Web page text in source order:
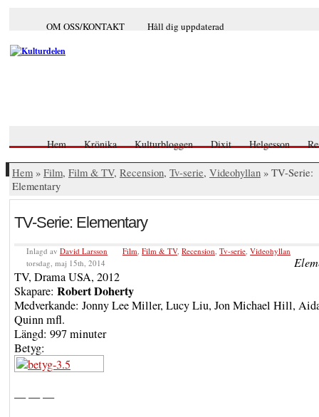
OM OSS/KONTAKT Håll dig uppdaterad
Hem Krönika Kulturbloggen Dixit Helgesson
Hem » Film, Film & TV, Recension, Tv-serie, Videohyllan » TV-Serie:
Elementary
TV-Serie: Elementary
Inlagd av David Larsson Film, Film & TV, Recension, Tv-serie, Videohyllan
torsdag, maj 15th, 2014
TV, Drama USA, 2012
Skapare: Robert Doherty
Medverkande: Jonny Lee Miller, Lucy Liu, Jon Michael Hill,
Quinn mfl.
Längd: 997 minuter
Betyg:
— — —